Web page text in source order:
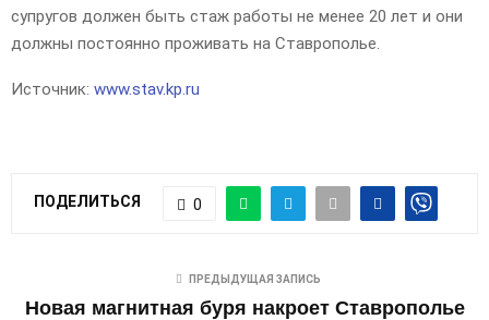
супругов должен быть стаж работы не менее 20 лет и они
должны постоянно проживать на Ставрополье.
Источник: www.stav.kp.ru
ПОДЕЛИТЬСЯ 0
ПРЕДЫДУЩАЯ ЗАПИСЬ
Новая магнитная буря накроет Ставрополье